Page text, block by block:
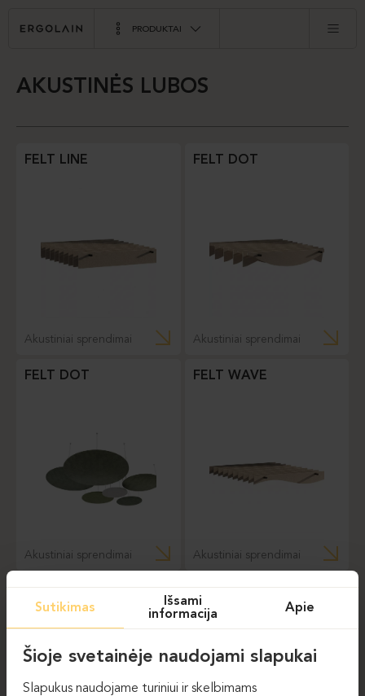
PRODUKTAI
AKUSTINĖS LUBOS
FELT LINE
Akustiniai sprendimai
FELT DOT
Akustiniai sprendimai
FELT DOT
Akustiniai sprendimai
FELT WAVE
Akustiniai sprendimai
NAUJIENLAIŠKIS
Sutikimas
Išsami
informacija
Apie
Šioje svetainėje naudojami slapukai
Slapukus naudojame turiniui ir skelbimams